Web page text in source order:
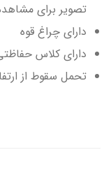
تصویر برای
دارای چراغ قوه
دارای کلاس
تحمل سقوط از ارتفاع 2